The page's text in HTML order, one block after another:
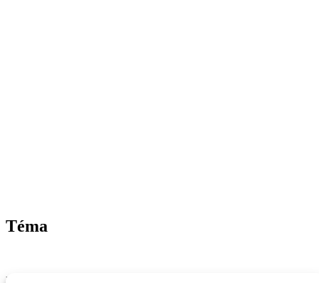
Téma
Nezávislý magazín z Trenčianskeho kraja – správy, inšpirácie a